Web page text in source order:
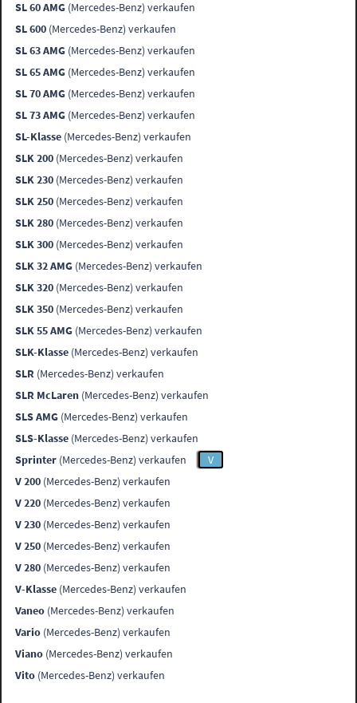
SL 60 AMG (Mercedes-Benz) verkaufen
SL 600 (Mercedes-Benz) verkaufen
SL 63 AMG (Mercedes-Benz) verkaufen
SL 65 AMG (Mercedes-Benz) verkaufen
SL 70 AMG (Mercedes-Benz) verkaufen
SL 73 AMG (Mercedes-Benz) verkaufen
SL-Klasse (Mercedes-Benz) verkaufen
SLK 200 (Mercedes-Benz) verkaufen
SLK 230 (Mercedes-Benz) verkaufen
SLK 250 (Mercedes-Benz) verkaufen
SLK 280 (Mercedes-Benz) verkaufen
SLK 300 (Mercedes-Benz) verkaufen
SLK 32 AMG (Mercedes-Benz) verkaufen
SLK 320 (Mercedes-Benz) verkaufen
SLK 350 (Mercedes-Benz) verkaufen
SLK 55 AMG (Mercedes-Benz) verkaufen
SLK-Klasse (Mercedes-Benz) verkaufen
SLR (Mercedes-Benz) verkaufen
SLR McLaren (Mercedes-Benz) verkaufen
SLS AMG (Mercedes-Benz) verkaufen
SLS-Klasse (Mercedes-Benz) verkaufen
Sprinter (Mercedes-Benz) verkaufen
V
V 200 (Mercedes-Benz) verkaufen
V 220 (Mercedes-Benz) verkaufen
V 230 (Mercedes-Benz) verkaufen
V 250 (Mercedes-Benz) verkaufen
V 280 (Mercedes-Benz) verkaufen
V-Klasse (Mercedes-Benz) verkaufen
Vaneo (Mercedes-Benz) verkaufen
Vario (Mercedes-Benz) verkaufen
Viano (Mercedes-Benz) verkaufen
Vito (Mercedes-Benz) verkaufen